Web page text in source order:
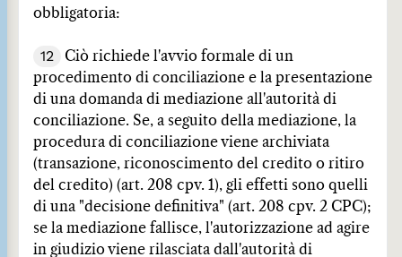
obbligatoria:
12
Ciò richiede l'avvio formale di un
procedimento di conciliazione e la presentazione
di una domanda di mediazione all'autorità di
conciliazione. Se, a seguito della mediazione, la
procedura di conciliazione viene archiviata
(transazione, riconoscimento del credito o ritiro
del credito) (art. 208 cpv. 1), gli effetti sono quelli
di una "decisione definitiva" (art. 208 cpv. 2 CPC);
se la mediazione fallisce, l'autorizzazione ad agire
in giudizio viene rilasciata dall'autorità di